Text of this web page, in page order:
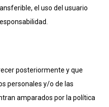
el uso del usuario
posteriormente y que
personales y/o de las
amparados por la política